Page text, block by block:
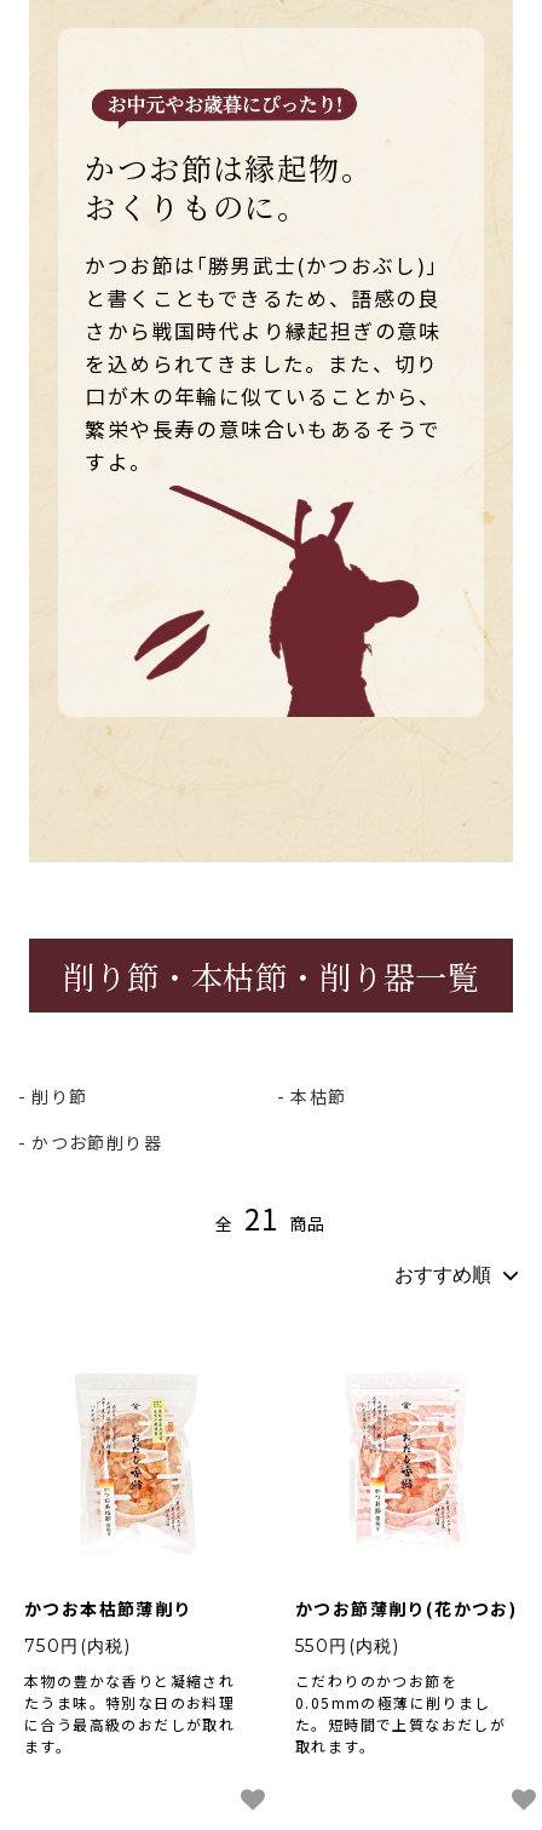
かつお節は縁起物。
おくりものに。
かつお節は｢勝男武士(かつおぶし)｣
と書くこともできるため、語感の良
さから戦国時代より縁起担ぎの意味
を込められてきました。また、切り
口が木の年輪に似ていることから、
繁栄や長寿の意味合いもあるそうで
すよ。
削り節・本枯節・削り器一覧
削り節
本枯節
かつお節削り器
全 21 商品
かつお本枯節薄削り
750円(内税)
本物の豊かな香りと凝縮され
たうま味。特別な日のお料理
に合う最高級のおだしが取れ
ます。
かつお節薄削り(花かつお)
550円(内税)
こだわりのかつお節を
0.05mmの極薄に削りまし
た。短時間で上質なおだしが
取れます。